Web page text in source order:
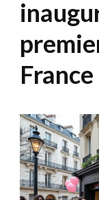
France